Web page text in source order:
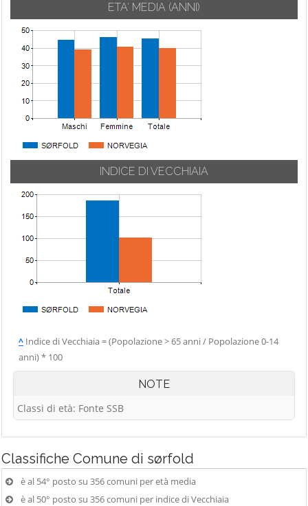
ETA' MEDIA (ANNI)
INDICE DI VECCHIAIA
^ Indice di Vecchiaia = (Popolazione > 65 anni / Popolazione 0-14
anni) * 100
NOTE
Classi di età: Fonte SSB
Classifiche Comune di sørfold
è al 54° posto su 356 comuni per età media
è al 50° posto su 356 comuni per indice di Vecchiaia